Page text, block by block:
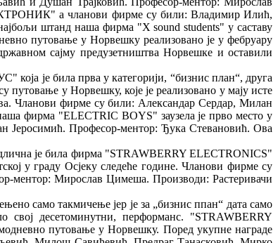
а чланови фирме су били: Владимир Илић,
штанд наша фирма "Х sound students" у саставу
путовање у Норвешку реализовано је у фебруару
сајму предузетништва Норвешке и оставили
је била прва у категорији, “бизнис план“, друга
у Норвешку, које је реализовано у мају исте
Чланови фирме су били: Александар Сердар, Милан
фирма "ELECTRIC BOYS" заузела је прво место у
Јеросимић. Професор-ментор: Ђука Стевановић. Ова
је била фирма "STRAWBERRY ELECTRONICS"
у граду Осјеку следеће године. Чланови фирме су
Мирослав Цимеша. Производи: Растеривачи
само такмичење јер је за „бизнис ппан“ дата само
свој десетоминутни, перформанс. "STRAWBERRY
путовање у Норвешку. Поред укупне награде